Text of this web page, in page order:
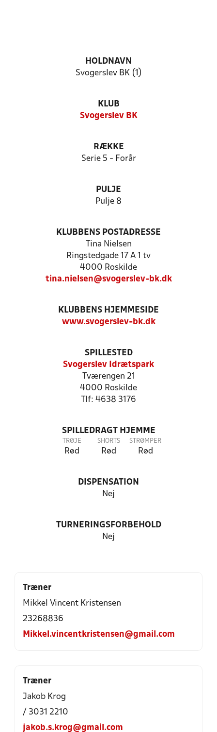
HOLDNAVN
Svogerslev BK (1)
KLUB
Svogerslev BK
RÆKKE
Serie 5 - Forår
PULJE
Pulje 8
KLUBBENS POSTADRESSE
Tina Nielsen
Ringstedgade 17 A 1 tv
4000 Roskilde
tina.nielsen@svogerslev-bk.dk
KLUBBENS HJEMMESIDE
www.svogerslev-bk.dk
SPILLESTED
Svogerslev Idrætspark
Tværengen 21
4000 Roskilde
Tlf: 4638 3176
SPILLEDRAGT HJEMME
TRØJE
Rød
SHORTS
Rød
STRØMPER
Rød
DISPENSATION
Nej
TURNERINGSFORBEHOLD
Nej
Træner
Mikkel Vincent Kristensen
23268836
Mikkel.vincentkristensen@gmail.com
Træner
Jakob Krog
/ 3031 2210
jakob.s.krog@gmail.com